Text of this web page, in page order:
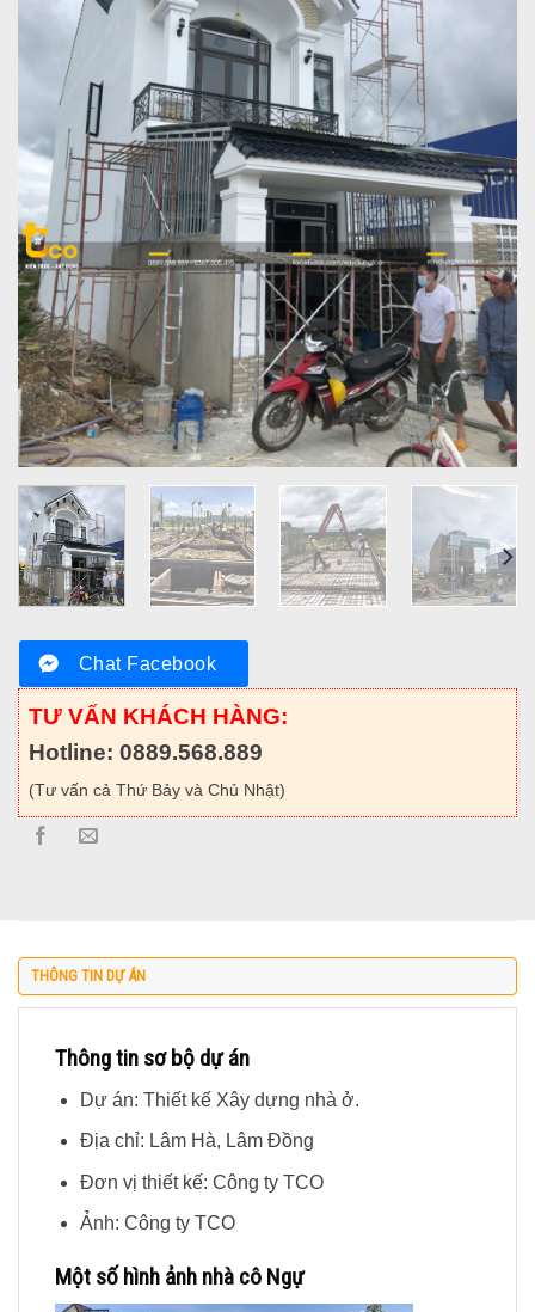
Chat Facebook
TƯ VẤN KHÁCH HÀNG:
Hotline: 0889.568.889
(Tư vấn cả Thứ Bảy và Chủ Nhật)
THÔNG TIN DỰ ÁN
Thông tin sơ bộ dự án
Dự án: Thiết kế Xây dựng nhà ở.
Địa chỉ: Lâm Hà, Lâm Đồng
Đơn vị thiết kế: Công ty TCO
Ảnh: Công ty TCO
Một số hình ảnh nhà cô Ngự